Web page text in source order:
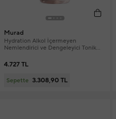
Murad
Hydration Alkol İçermeyen
Nemlendirici ve Dengeleyici Tonik
4.727 TL
Sepette 3.308,90 TL